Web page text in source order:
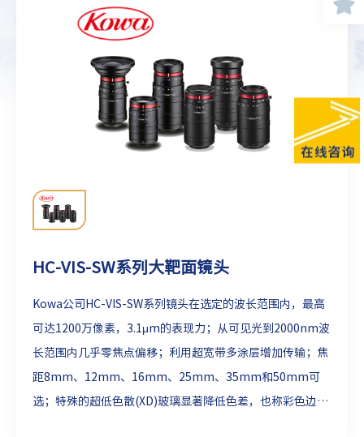
HC-VIS-SW系列大靶面镜头
Kowa公司HC-VIS-SW系列镜头在选定的波长范围内，最高
可达1200万像素，3.1μm的表现力；从可见光到2000nm波
长范围内几乎零焦点偏移；利用超宽带多涂层增加传输；焦
距8mm、12mm、16mm、25mm、35mm和50mm可
选；特殊的超低色散(XD)玻璃显著降低色差，也称彩色边